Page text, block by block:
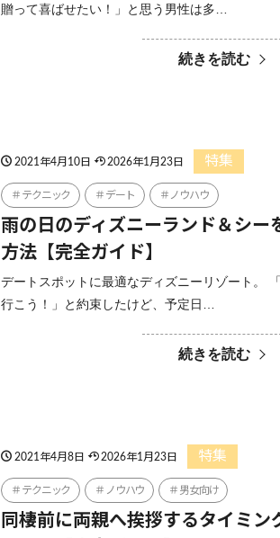
贈って喜ばせたい！」と思う男性は多…
続きを読む
2021年4月10日 2026年1月23日 特集
テクニック デート ノウハウ
雨の日のディズニーランド＆シー
方法【完全ガイド】
デートスポットに最適なディズニーリゾート。
行こう！」と約束したけど、予定日…
続きを読む
2021年4月8日 2026年1月23日 特集
テクニック ノウハウ 男女向け
同棲前に両親へ挨拶するタイミン